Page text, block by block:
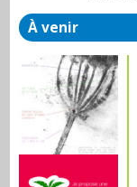
À venir